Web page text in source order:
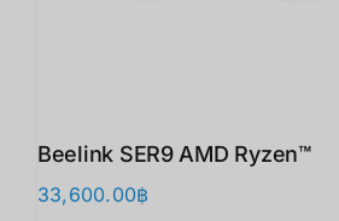
Beelink SER9 AMD Ryzen™
33,600.00฿